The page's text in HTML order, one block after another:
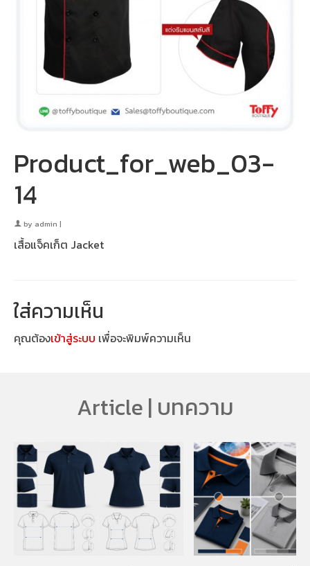
Product_for_web_03-
14
by admin |
เสื้อแจ็คเก็ต Jacket
ใส่ความเห็น
คุณต้องเข้าสู่ระบบ เพื่อจะพิมพ์ความเห็น
Article | บทความ